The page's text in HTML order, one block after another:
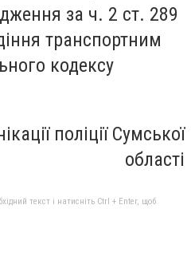
за ч. 2 ст. 289
транспортним
кодексу
поліції Сумської
області
текст і натисніть Ctrl + Enter, щоб